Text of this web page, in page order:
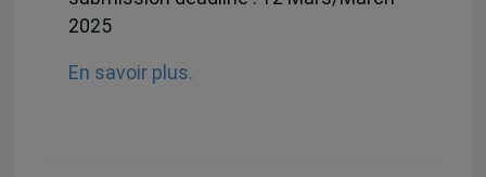
2025
En savoir plus.